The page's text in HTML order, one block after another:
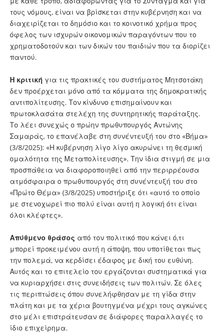
τους νόμους, είναι να βρίσκεται στην κυβέρνηση και να
διαχειρίζεται το δημόσιο και το κοινοτικό χρήμα προς
όφελος των ισχυρών οικονομικών παραγόντων που το
χρηματοδοτούν και των δικών του παιδιών που τα διορίζει
παντού.
Η κριτική για τις πρακτικές του συστήματος Μητσοτάκη
δεν προέρχεται μόνο από τα κόμματα της δημοκρατικής
αντιπολίτευσης. Τον κίνδυνο επισημαίνουν και
πρωτοκλασάτα στελέχη της συντηρητικής παράταξης.
Το λέει συνεχώς ο πρώην πρωθυπουργός Αντώνης
Σαμαράς, το επανέλαβε στη συνέντευξή του στο «Βήμα»
(3/8/2025): «Η κυβέρνηση λίγο λίγο ακυρώνει τη θεσμική
ομαλότητα της Μεταπολίτευσης». Την ίδια στιγμή σε μια
προσπάθεια να διαφοροποιηθεί από την περιρρέουσα
ατμόσφαιρα ο πρωθυπουργός στη συνέντευξή του στο
«Πρώτο Θέμα» (3/8/2025) υποστήριξε ότι «αυτό το οποίο
με στενοχωρεί πιο πολύ είναι αυτή η λογική ότι είναι
όλοι κλέφτες».
Απύθμενο θράσος από τον πολιτικό που κάνει ό,τι
μπορεί προκειμένου αυτή η άποψη, που υποτίθεται πως
την πολεμά, να κερδίσει έδαφος με δική του ευθύνη.
Αυτός και το επιτελείο του εργάζονται συστηματικά για
να κυριαρχήσει στις συνειδήσεις των πολιτών. Σε όλες
τις περιπτώσεις όπου συνελήφθησαν με τη γίδα στην
πλάτη και με τα χέρια βουτηγμένα μέχρι τους αγκώνες
στο μέλι επιστράτευσαν σε διάφορες παραλλαγές το
ίδιο επιχείρημα.